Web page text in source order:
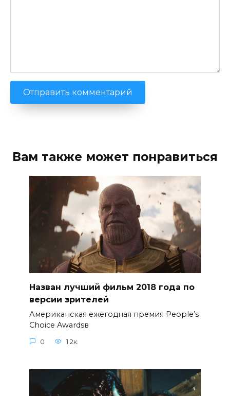
Вам также может понравиться
Назван лучший фильм 2018 года по
версии зрителей
Американская ежегодная премия People’s
Choice Awardsв
0 1.2к.